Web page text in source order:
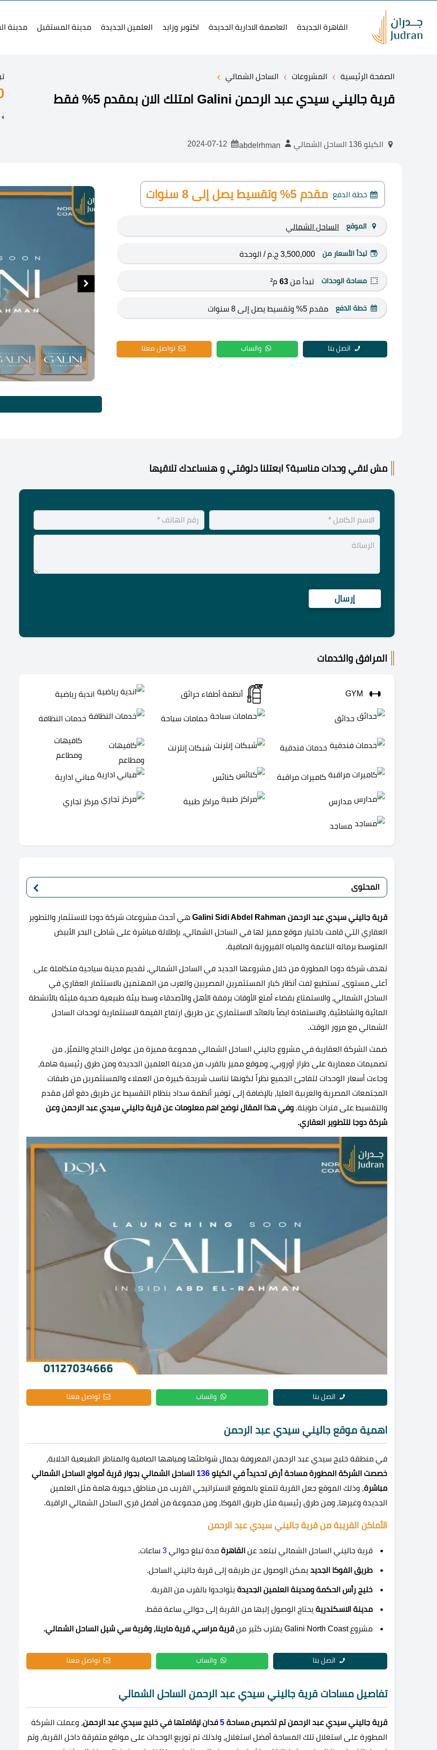
القاهرة الجديدة العاصمة الادارية الجديدة اكتوبر وزايد العلمين الجديدة مدينة المستقبل مدينة
الصفحة الرئيسية › المشروعات › الساحل الشمالي ›
قرية جاليني سيدي عبد الرحمن Galini امتلك الان بمقدم 5% فقط
الكيلو 136 الساحل الشمالي
خطة الدفع مقدم 5% وتقسيط يصل إلى 8 سنوات
الموقع الساحل الشمالي
تبدأ الأسعار من 3,500,000 ج.م / الوحدة
مساحة الوحدات تبدأ من63 م²
خطة الدفع مقدم 5% وتقسيط يصل إلى 8 سنوات
اتصل بنا واتساب تواصل معنا
مش لاقي وحدات مناسبة؟ ابعتلنا دلوقتي و هنساعدك تلاقيها
المرافق والخدمات
GYM أنظمة أطفاء حرائق اندية رياضية
حدائق حمامات سباحة خدمات النظافة
خدمات فندقية شبكات إنترنت
كافيهات
ومطاعم
كاميرات مراقبة كنائس مباني ادارية
مدارس مراكز طبية مركز تجاري
مساجد
المحتوى
قرية جاليني سيدي عبد الرحمن Galini Sidi Abdel Rahman هي أحدث مشروعات شركة دوجا للاستثمار والتطوير
العقاري التي قامت باختيار موقع مميز لها في الساحل الشمالي، بإطلالة مباشرة على شاطئ البحر الأبيض
المتوسط برماله الناعمة والمياه الفيروزية الصافية.
تهدف شركة دوجا المطورة من خلال مشروعها الجديد في الساحل الشمالي، تقديم مدينة سياحية متكاملة على
أعلى مستوى، تستطيع لفت أنظار كبار المستثمرين المصريين والعرب من المهتمين بالاستثمار العقاري في
الساحل الشمالي، والاستمتاع بقضاء أمتع الأوقات برفقة الأهل والأصدقاء وسط بيئة طبيعية صحية مليئة بالأنشطة
المائية والشاطئية، والاستفادة ايضاً بالعائد الاستثماري عن طريق ارتفاع القيمة الاستثمارية لوحدات الساحل
الشمالي مع مرور الوقت.
ضمت الشركة العقارية في مشروع جاليني الساحل الشمالي مجموعة مميزة من عوامل النجاح والتميُز، من
تصميمات معمارية على طراز أوروبي، وموقع مميز بالقرب من مدينة العلمين الجديدة ومن طرق رئيسية هامة،
وجاءت أسعار الوحدات لتفاجئ الجميع نظراً لكونها تناسب شريحة كبيرة من العملاء والمستثمرين من طبقات
المجتمعات المصرية والعربية العليا، بالإضافة إلى توفير أنظمة سداد بنظام التقسيط عن طريق دفع أقل مقدم
والتقسيط على فترات طويلة. وفي هذا المقال نوضح اهم معلومات عن قرية جاليني سيدي عبد الرحمن وعن
شركة دوجا للتطوير العقاري.
اتصل بنا واتساب تواصل معنا
اهمية موقع جاليني سيدي عبد الرحمن
في منطقة خليج سيدي عبد الرحمن المعروفة بجمال شواطئها ومياهها الصافية والمناظر الطبيعية الخلابة،
خصصت الشركة المطورة مساحة أرض تحديداً في الكيلو 136 الساحل الشمالي بجوار قرية أمواج الساحل الشمالي
مباشرة، وذلك الموقع جعل القرية تتمتع بالموقع الاستراتيجي القريب من مناطق حيوية هامة مثل العلمين
الجديدة وغيرها، ومن طرق رئيسية مثل طريق الفوكا، ومن مجموعة من أفضل قرى الساحل الشمالي الراقية.
الأماكن القريبة من قرية جاليني سيدي عبد الرحمن
قرية جاليني الساحل الشمالي تبتعد عن القاهرة مدة تبلغ حوالي 3 ساعات.
طريق الفوكا الجديد يمكن الوصول عن طريقه إلى قرية جاليني الساحل.
خليج رأس الحكمة ومدينة العلمين الجديدة يتواجدوا بالقرب من القرية.
مدينة الاسكندرية يحتاج الوصول إليها من القرية إلى حوالي ساعة فقط.
مشروع Galini North Coast يقترب كثير من قرية مراسي، قرية مارينا، وقرية سي شيل الساحل الشمالي.
اتصل بنا واتساب تواصل معنا
تفاصيل مساحات قرية جاليني سيدي عبد الرحمن الساحل الشمالي
قرية جاليني سيدي عبد الرحمن تم تخصيص مساحة 5 فدان لإقامتها في خليج سيدي عبد الرحمن، وعملت الشركة
المطورة على استغلال تلك المساحة أفضل استغلال، ولذلك تم توزيع الوحدات على مواقع متفرقة داخل القرية، وتم